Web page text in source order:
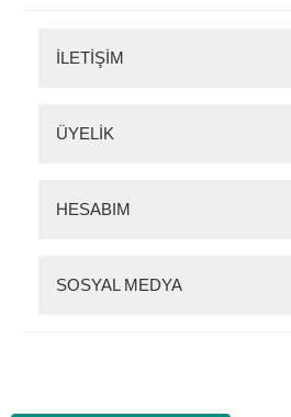
İLETİŞİM
ÜYELİK
HESABIM
SOSYAL MEDYA